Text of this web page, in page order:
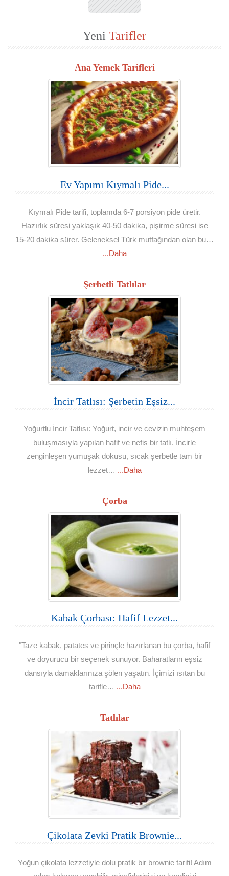
Yeni Tarifler
Ana Yemek Tarifleri
Ev Yapımı Kıymalı Pide...
Kıymalı Pide tarifi, toplamda 6-7 porsiyon pide üretir.
Hazırlık süresi yaklaşık 40-50 dakika, pişirme süresi ise
15-20 dakika sürer. Geleneksel Türk mutfağından olan bu…
...Daha
Şerbetli Tatlılar
İncir Tatlısı: Şerbetin Eşsiz...
Yoğurtlu İncir Tatlısı: Yoğurt, incir ve cevizin muhteşem
buluşmasıyla yapılan hafif ve nefis bir tatlı. İncirle
zenginleşen yumuşak dokusu, sıcak şerbetle tam bir
lezzet… ...Daha
Çorba
Kabak Çorbası: Hafif Lezzet...
"Taze kabak, patates ve pirinçle hazırlanan bu çorba, hafif
ve doyurucu bir seçenek sunuyor. Baharatların eşsiz
dansıyla damaklarınıza şölen yaşatın. İçimizi ısıtan bu
tarifle… ...Daha
Tatlılar
Çikolata Zevki Pratik Brownie...
Yoğun çikolata lezzetiyle dolu pratik bir brownie tarifi! Adım